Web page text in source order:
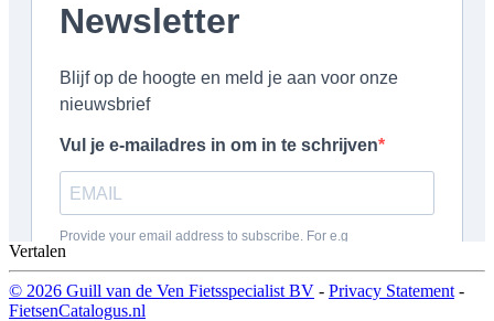
Vertalen
© 2026 Guill van de Ven Fietsspecialist BV - Privacy Statement -
FietsenCatalogus.nl